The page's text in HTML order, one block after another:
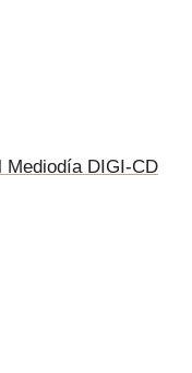
Mediodía DIGI-CD